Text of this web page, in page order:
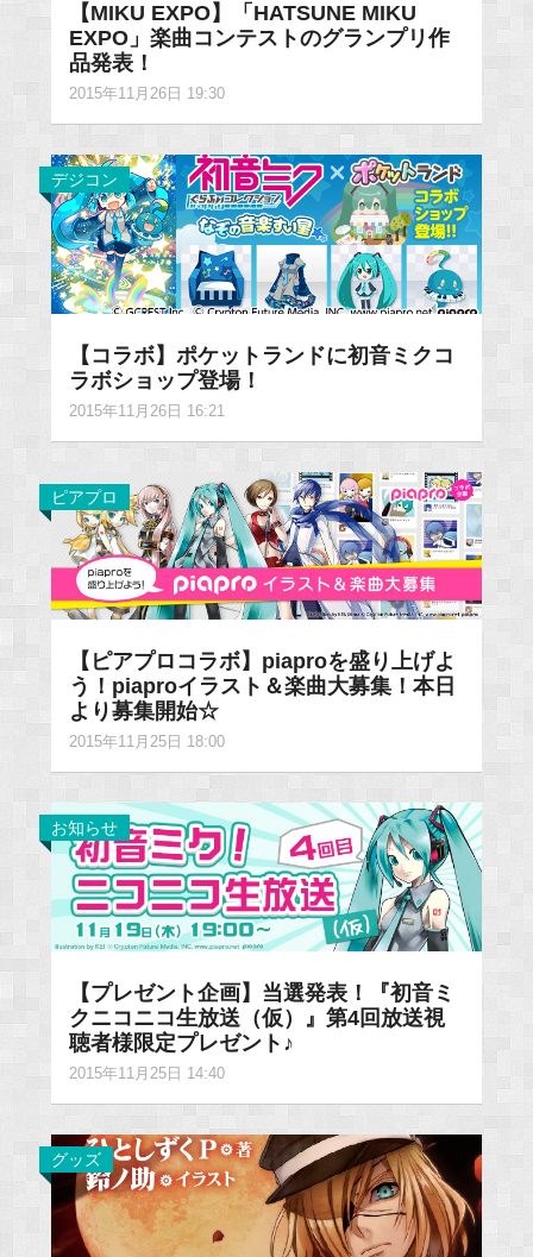
【MIKU EXPO】「HATSUNE MIKU
EXPO」楽曲コンテストのグランプリ作
品発表！
2015年11月26日 19:30
デジコン
【コラボ】ポケットランドに初音ミクコ
ラボショップ登場！
2015年11月26日 16:21
ピアプロ
【ピアプロコラボ】piaproを盛り上げよ
う！piaproイラスト＆楽曲大募集！本日
より募集開始☆
2015年11月25日 18:00
お知らせ
【プレゼント企画】当選発表！『初音ミ
クニコニコ生放送（仮）』第4回放送視
聴者様限定プレゼント♪
2015年11月25日 14:40
グッズ